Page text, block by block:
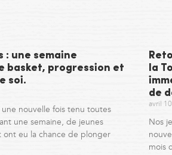
: une semaine
basket, progression et
soi.
nouvelle fois tenu toutes
une semaine, de jeunes
ont eu la chance de plonger
la
de
avril
Nos
mois